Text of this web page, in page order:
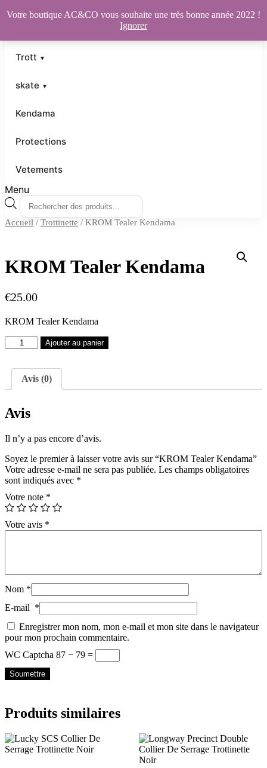
Trott
skate
Kendama
Protections
Vetements
Menu
Recherche
de
produits
Accueil / Trottinette / KROM Tealer Kendama
KROM Tealer Kendama
€25.00
KROM Tealer Kendama
quantité
de
Tealer
Kendama
Ajouter au panier
Avis (0)
Avis
Il n’y a pas encore d’avis.
Soyez le premier à laisser votre avis sur “KROM Tealer Kendama”
Votre adresse e-mail ne sera pas publiée. Les champs obligatoires
sont indiqués avec *
Votre note *
Votre avis *
Nom *
E-mail *
Enregistrer mon nom, mon e-mail et mon site dans le navigateur
pour mon prochain commentaire.
WC Captcha 87 − 79 =
Produits similaires
Votre boutique AC&CO vous souhaite une très bonne année 2022 !
Ignorer